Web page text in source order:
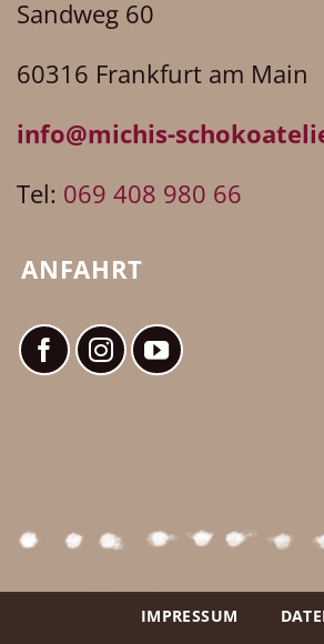
Sandweg 60
60316 Frankfurt am Main
info@michis-
Tel: 069 408 980 66
ANFAHRT
IMPRESSUM